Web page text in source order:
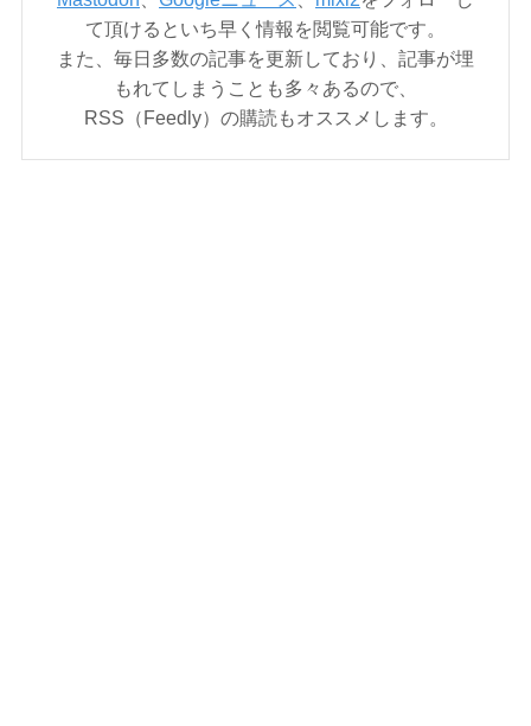
て頂けるといち早く情報を閲覧可能です。
また、毎日多数の記事を更新しており、記事が埋
もれてしまうことも多々あるので、
RSS（Feedly）の購読もオススメします。